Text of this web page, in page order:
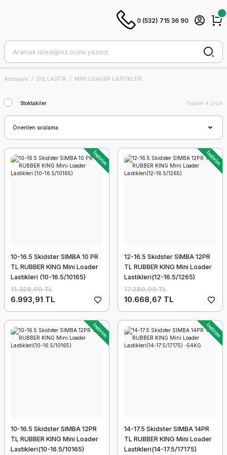
0 (532) 715 36 90
Anasayfa DIŞ LASTİK MİNİ LOADER LASTİKLERİ
Stoktakiler Toplam 4 ürün
İndirim
10-16.5 Skidster SIMBA 10 PR
TL RUBBER KING Mini Loader
Lastikleri (10-16.5/10165)
11.328,00 TL
6.993,91 TL
İndirim
12-16.5 Skidster SIMBA 12PR
TL RUBBER KING Mini Loader
Lastikleri(12-16.5/1265)
17.280,00 TL
10.668,67 TL
İndirim
10-16.5 Skidster SIMBA 12PR
TL RUBBER KING Mini Loader
Lastikleri(10-16.5/10165)
İndirim
14-17.5 Skidster SIMBA 14PR
TL RUBBER KING Mini Loader
Lastikleri(14-17.5/17175)